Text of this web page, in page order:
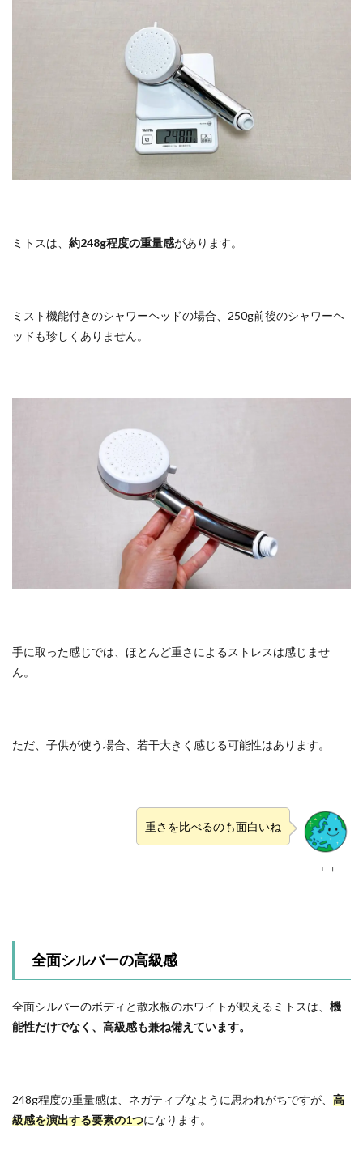
ミトスは、 約248g程度の重量感があります。
ミスト機能付きのシャワーヘッドの場合、250g前後のシャワーヘ
ッドも珍しくありません。
手に取った感じでは、ほとんど重さによるストレスは感じませ
ん。
ただ、子供が使う場合、若干大きく感じる可能性はあります。
エコ
重さを比べるのも面白いね
全面シルバーの高級感
全面シルバーのボディと散水板のホワイトが映えるミトスは、 機
能性だけでなく、高級感も兼ね備えています。
248g程度の重量感は、ネガティブなように思われがちですが、 高
級感を演出する要素の1つになります。